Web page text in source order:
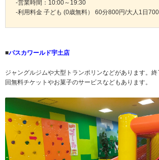
-営業時間：10:00～19:30
-利用料金 子ども (0歳無料） 60分800円/大人1日
■パスカワールド宇土店
ジャングルジムや大型トランポリンなどがあります。
回無料チケットやお菓子のサービスなどもあります。